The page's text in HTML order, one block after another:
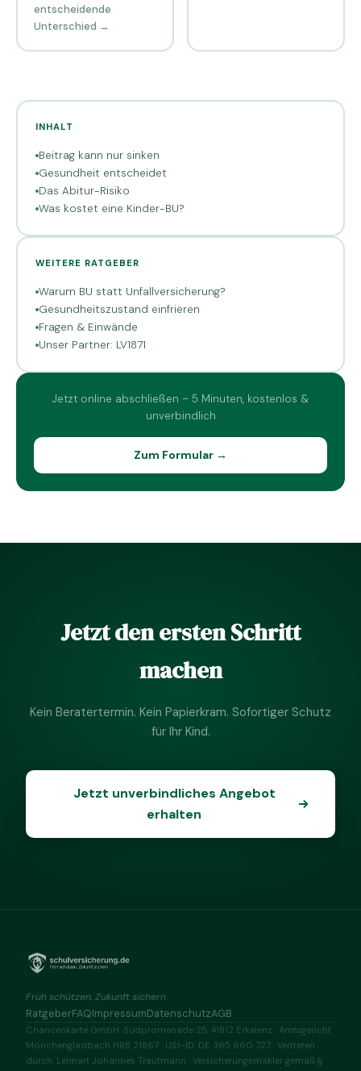
entscheidende
Unterschied →
INHALT
Beitrag kann nur sinken
Gesundheit entscheidet
Das Abitur-Risiko
Was kostet eine Kinder-BU?
WEITERE RATGEBER
Warum BU statt Unfallversicherung?
Gesundheitszustand einfrieren
Fragen & Einwände
Unser Partner: LV1871
Jetzt online abschließen – 5 Minuten, kostenlos &
unverbindlich
Zum Formular →
Jetzt den ersten Schritt
machen
Kein Beratertermin. Kein Papierkram. Sofortiger Schutz
für Ihr Kind.
Jetzt unverbindliches Angebot
erhalten
Früh schützen, Zukunft sichern
RatgeberFAQImpressumDatenschutzAGB
Chancenkarte GmbH, Südpromenade 25, 41812 Erkelenz · Amtsgericht
Mönchengladbach HRB 21867 · USt-ID: DE 365 660 727 · Vertreten
durch: Lennart Johannes Trautmann · Versicherungsmakler gemäß §